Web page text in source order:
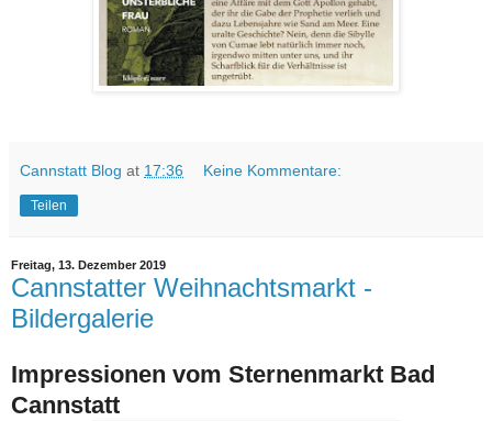
Cannstatt Blog at 17:36 Keine Kommentare:
Teilen
Freitag, 13. Dezember 2019
Cannstatter Weihnachtsmarkt -
Bildergalerie
Impressionen vom Sternenmarkt Bad
Cannstatt